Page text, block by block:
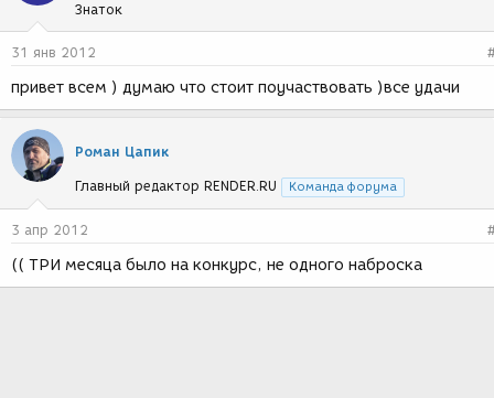
е
м
ы
д
и
я
Знаток
31 янв 2012
привет всем ) думаю что стоит поучаствовать )все удачи
Роман Цапик
Главный редактор RENDER.RU Команда форума
3 апр 2012
(( ТРИ месяца было на конкурс, не одного наброска